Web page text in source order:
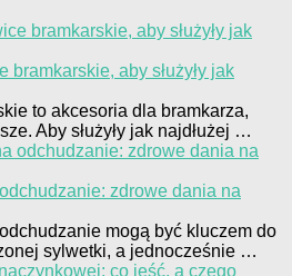
bramkarskie, aby służyły jak
to akcesoria dla bramkarza,
Aby służyły jak najdłużej …
zdrowe dania na
mogą być kluczem do
sylwetki, a jednocześnie …